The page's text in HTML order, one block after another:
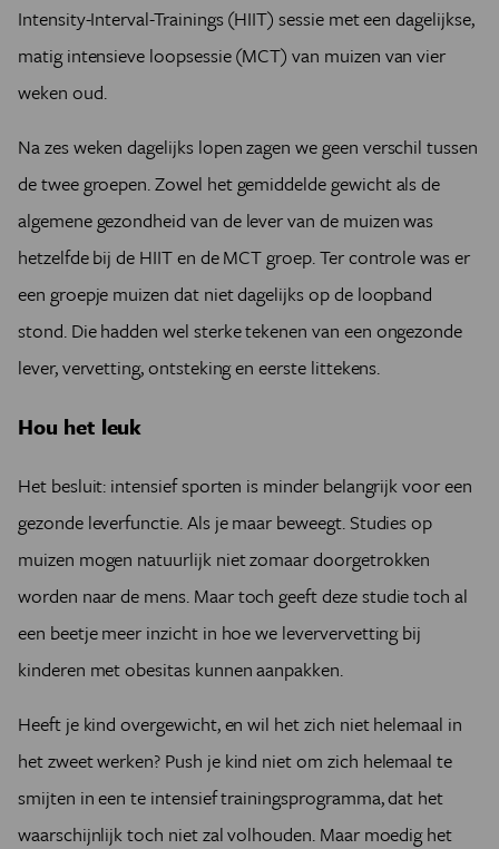
Intensity-Interval-Trainings (HIIT) sessie met een dagelijkse,
matig intensieve loopsessie (MCT) van muizen van vier
weken oud.
Na zes weken dagelijks lopen zagen we geen verschil tussen
de twee groepen. Zowel het gemiddelde gewicht als de
algemene gezondheid van de lever van de muizen was
hetzelfde bij de HIIT en de MCT groep. Ter controle was er
een groepje muizen dat niet dagelijks op de loopband
stond. Die hadden wel sterke tekenen van een ongezonde
lever, vervetting, ontsteking en eerste littekens.
Hou het leuk
Het besluit: intensief sporten is minder belangrijk voor een
gezonde leverfunctie. Als je maar beweegt. Studies op
muizen mogen natuurlijk niet zomaar doorgetrokken
worden naar de mens. Maar toch geeft deze studie toch al
een beetje meer inzicht in hoe we leververvetting bij
kinderen met obesitas kunnen aanpakken.
Heeft je kind overgewicht, en wil het zich niet helemaal in
het zweet werken? Push je kind niet om zich helemaal te
smijten in een te intensief trainingsprogramma, dat het
waarschijnlijk toch niet zal volhouden. Maar moedig het